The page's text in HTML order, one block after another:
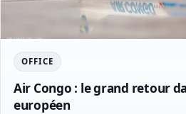
OFFICE
Air Congo : le grand retour
européen